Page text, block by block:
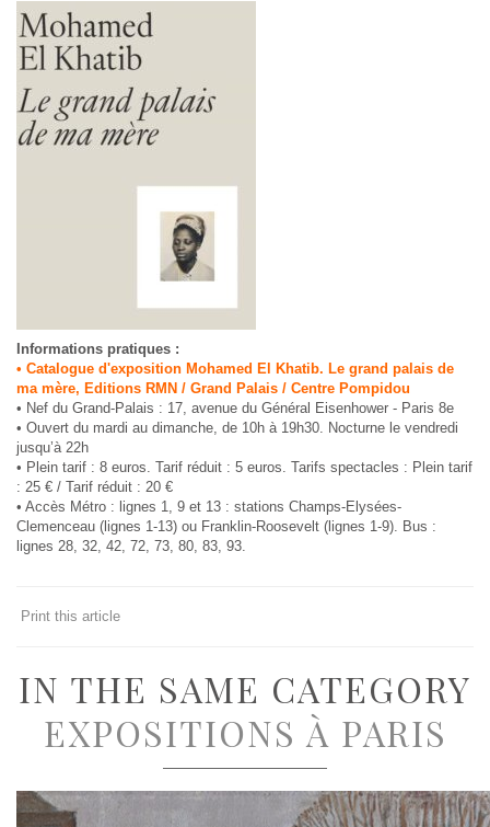
Informations pratiques :
• Catalogue d'exposition Mohamed El Khatib. Le grand palais de
ma mère, Editions RMN / Grand Palais / Centre Pompidou
• Nef du Grand-Palais : 17, avenue du Général Eisenhower - Paris 8e
• Ouvert du mardi au dimanche, de 10h à 19h30. Nocturne le vendredi
jusqu’à 22h
• Plein tarif : 8 euros. Tarif réduit : 5 euros. Tarifs spectacles : Plein tarif
: 25 € / Tarif réduit : 20 €
• Accès Métro : lignes 1, 9 et 13 : stations Champs-Elysées-
Clemenceau (lignes 1-13) ou Franklin-Roosevelt (lignes 1-9). Bus :
lignes 28, 32, 42, 72, 73, 80, 83, 93.
Print this article
IN THE SAME CATEGORY
EXPOSITIONS À PARIS